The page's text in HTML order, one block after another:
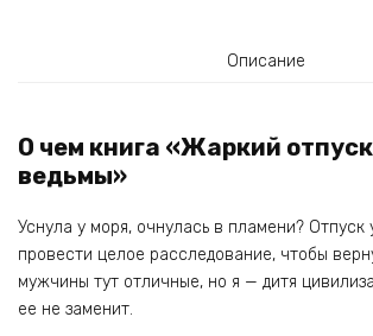
Описание
О чем книга «Жаркий
ведьмы»
Уснула у моря, очнулась в пламени? Отпуск
провести целое расследование, чтобы
мужчины тут отличные, но я — дитя
ее не заменит.